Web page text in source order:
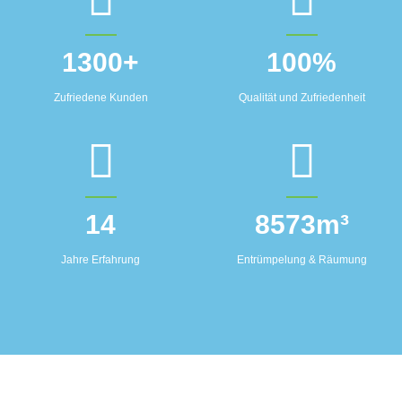
1300+
Zufriedene Kunden
100%
Qualität und Zufriedenheit
14
Jahre Erfahrung
8573m³
Entrümpelung & Räumung